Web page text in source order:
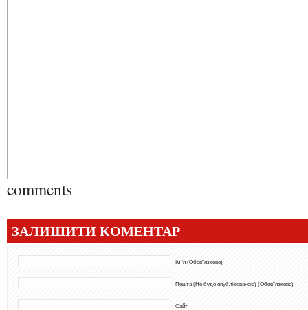
comments
ЗАЛИШИТИ КОМЕНТАР
Ім"я (Обов"язково)
Пошта (Не буде опублікованою) (Обов"язково)
Сайт